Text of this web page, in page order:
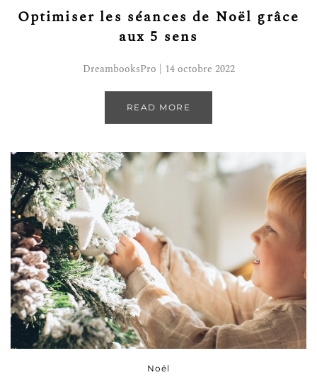
Optimiser les séances de Noël grâce
aux 5 sens
DreambooksPro | 14 octobre 2022
READ MORE
Noël